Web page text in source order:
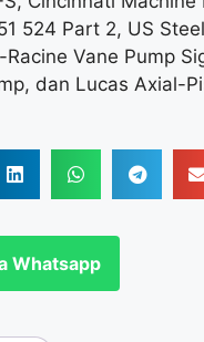
524 Part 2, US
Racine Vane Pump
dan Lucas Axial-
Whatsapp